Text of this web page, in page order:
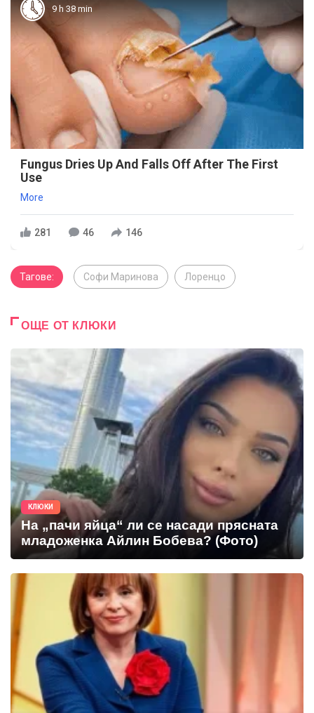
9 h 38 min
Fungus Dries Up And Falls Off After The First
Use
More
281 46 146
Тагове: Софи Маринова Лоренцо
ОЩЕ ОТ КЛЮКИ
КЛЮКИ
На „пачи яйца“ ли се насади прясната
младоженка Айлин Бобева? (Фото)